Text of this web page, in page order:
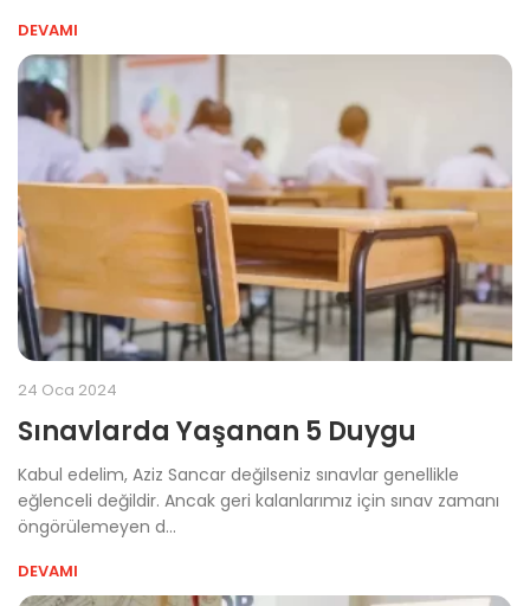
DEVAMI
24 Oca 2024
Sınavlarda Yaşanan 5 Duygu
Kabul edelim, Aziz Sancar değilseniz sınavlar genellikle
eğlenceli değildir. Ancak geri kalanlarımız için sınav zamanı
öngörülemeyen d...
DEVAMI